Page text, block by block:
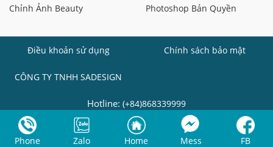
Chỉnh Ảnh Beauty
Photoshop Bản Quyền
Điều khoản sử dụng Chính sách bảo mật
CÔNG TY TNHH SADESIGN
Hotline: (+84)868339999
Phone Zalo Home Mess FB